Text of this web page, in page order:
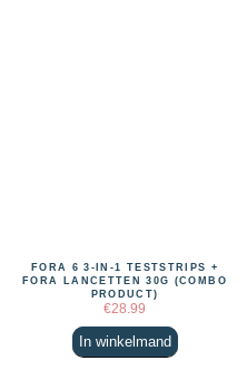
FORA 6 3-IN-1 TESTSTRIPS +
FORA LANCETTEN 30G (COMBO
PRODUCT)
€28.99
In winkelmand